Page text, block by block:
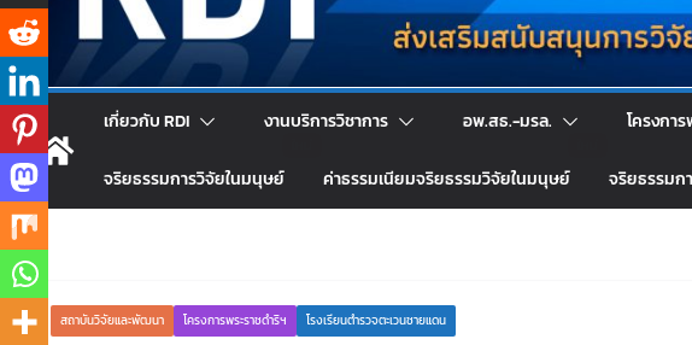
เกี่ยวกับ RDI งานบริการวิชาการ อพ.สธ.-มรล. โครงกา
จริยธรรมการวิจัยในมนุษย์ ค่าธรรมเนียมจริยธรรมวิจัยในมนุษย์ จริยธรรมก
สถาบันวิจัยและพัฒนา โครงการพระราชดำริฯ โรงเรียนตำรวจตะเวนชายแดน